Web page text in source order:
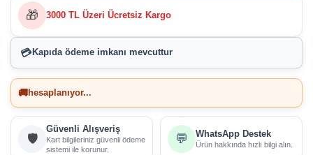
🎁 3000 TL Üzeri Ücretsiz Kargo
💳 Kapıda ödeme imkanı mevcuttur
🚚hesaplanıyor...
🛡️
Güvenli Alışveriş
Kart bilgileriniz güvenli ödeme
sistemi ile korunur.
💬 WhatsApp Destek
Ürün hakkında hızlı bilgi alın.